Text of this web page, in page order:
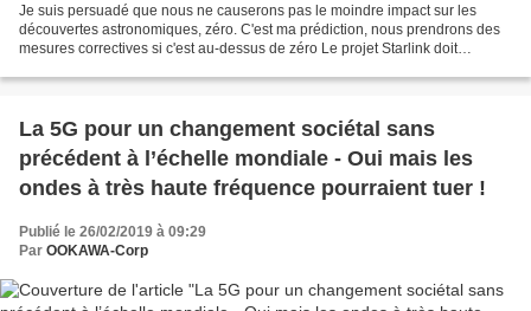
Je suis persuadé que nous ne causerons pas le moindre impact sur les
découvertes astronomiques, zéro. C'est ma prédiction, nous prendrons des
mesures correctives si c'est au-dessus de zéro Le projet Starlink doit
La 5G pour un changement sociétal sans
précédent à l’échelle mondiale - Oui mais les
ondes à très haute fréquence pourraient tuer !
Publié le 26/02/2019 à 09:29
Par OOKAWA-Corp